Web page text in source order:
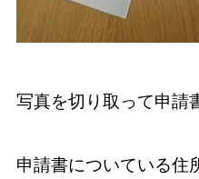
写真を切り取って申請
申請書についている住